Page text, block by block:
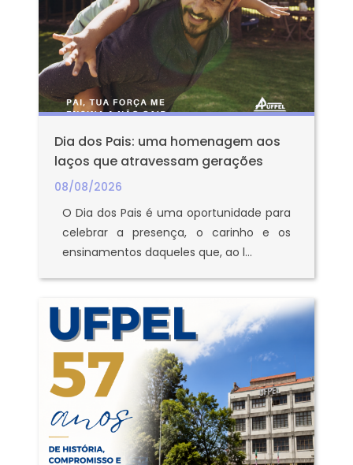
Dia dos Pais: uma homenagem aos
laços que atravessam gerações
08/08/2026
O Dia dos Pais é uma oportunidade para
celebrar a presença, o carinho e os
ensinamentos daqueles que, ao l...